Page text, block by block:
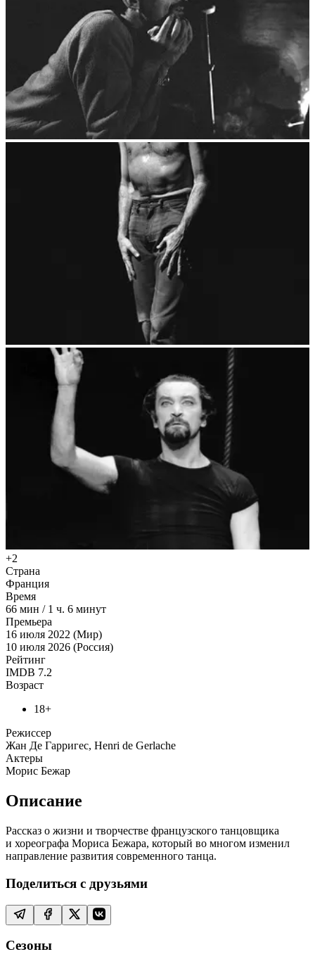
+2
Страна
Франция
Время
66 мин / 1 ч. 6 минут
Премьера
16 июля 2022 (Мир)
10 июля 2026 (Россия)
Рейтинг
IMDB 7.2
Возраст
18+
Режиссер
Жан Де Гарригес, Henri de Gerlache
Актеры
Морис Бежар
Описание
Рассказ о жизни и творчестве французского танцовщика
и хореографа Мориса Бежара, который во многом изменил
направление развития современного танца.
Поделиться с друзьями
Сезоны